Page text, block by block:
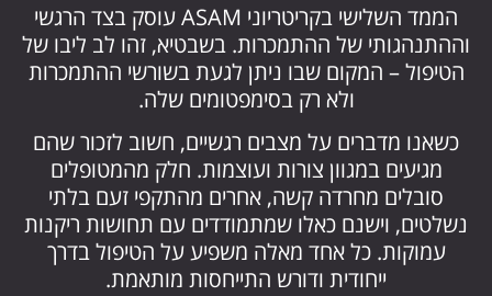
הממד השלישי בקריטריוני ASAM עוסק בצד הרגשי
וההתנהגותי של ההתמכרות. בשבטיא, זהו לב ליבו של
הטיפול – המקום שבו ניתן לגעת בשורשי ההתמכרות
ולא רק בסימפטומים שלה.
כשאנו מדברים על מצבים רגשיים, חשוב לזכור שהם
מגיעים במגוון צורות ועוצמות. חלק מהמטופלים
סובלים מחרדה קשה, אחרים מהתקפי זעם בלתי
נשלטים, וישנם כאלו שמתמודדים עם תחושות ריקנות
עמוקות. כל אחד מאלה משפיע על הטיפול בדרך
ייחודית ודורש התייחסות מותאמת.